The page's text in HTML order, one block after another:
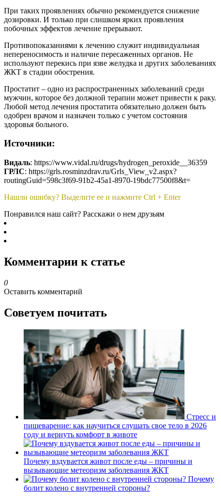
При таких проявлениях обычно рекомендуется снижение
дозировки. И только при слишком ярких проявления
побочных эффектов лечение прерывают.
Противопоказаниями к лечению служит индивидуальная
непереносимость и наличие пересаженных органов. Не
используют перекись при язве желудка и других заболеваниях
ЖКТ в стадии обострения.
Простатит – одно из распространенных заболеваний среди
мужчин, которое без должной терапии может привести к раку.
Любой метод лечения простатита обязательно должен быть
одобрен врачом и назначен только с учетом состояния
здоровья больного.
Источники:
Видаль: https://www.vidal.ru/drugs/hydrogen_peroxide__36359
ГРЛС: https://grls.rosminzdrav.ru/Grls_View_v2.aspx?
routingGuid=598c3f69-91b2-45a1-8970-19bdc77500f8&t=
Нашли ошибку? Выделите ее и нажмите Ctrl + Enter
Понравился наш сайт? Расскажи о нем друзьям
Комментарии к статье
0
Оставить комментарий
Советуем почитать
Стресс и
пищеварение: как научиться слушать свое тело в 2026
году и вернуть комфорт в животе
Почему вздувается живот после еды – причины и
вызывающие метеоризм заболевания ЖКТ
Почему
болит колено с внутренней стороны?